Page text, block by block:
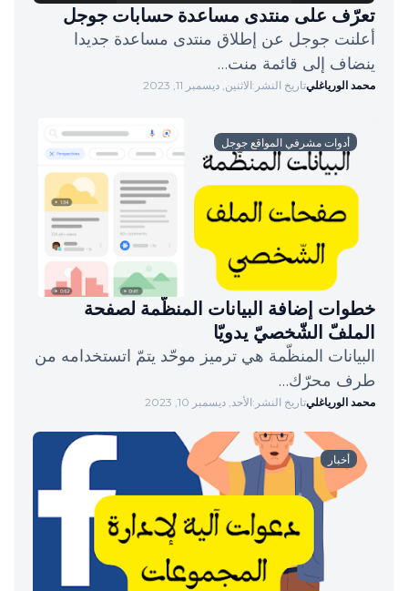
تعرّف على منتدى مساعدة حسابات جوجل
أعلنت جوجل عن إطلاق منتدى مساعدة جديدا
ينضاف إلى قائمة منت…
محمد الورياغليتاريخ النشر:الاثنين, ديسمبر 11, 2023
أدوات مشرفي المواقع جوجل
خطوات إضافة البيانات المنظّمة لصفحة
الملفّ الشّخصيّ يدويّا
البيانات المنظّمة هي ترميز موحّد يتمّ اتستخدامه من
طرف محرّك…
محمد الورياغليتاريخ النشر:الأحد, ديسمبر 10, 2023
أخبار